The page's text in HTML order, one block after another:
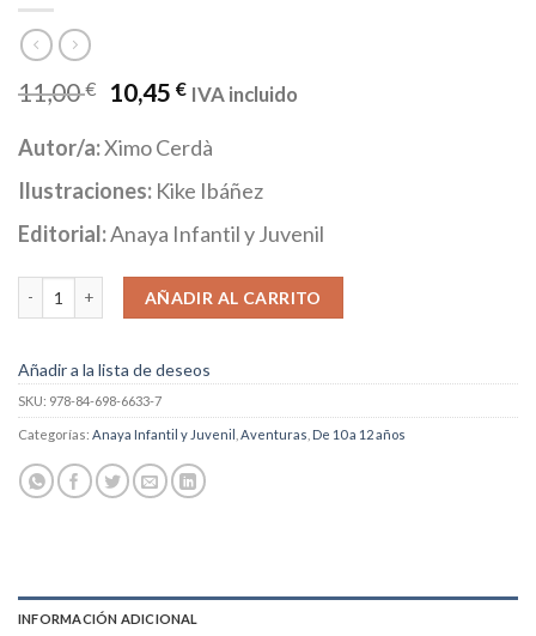
11,00€ 10,45€ IVA incluido
Autor/a:Ximo Cerdà
Ilustraciones: Kike Ibáñez
Editorial:Anaya Infantil y Juvenil
Escapistas: Un enigmático anuncio cantidad
AÑADIR AL CARRITO
Añadir a la lista de deseos
SKU: 978-84-698-6633-7
Categorías: Anaya Infantil y Juvenil Aventuras De 10 a 12 años
INFORMACIÓN ADICIONAL